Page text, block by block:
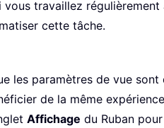
travaillez
cette tâche.
les paramètres de vue
de la même
Affichage du Ruban